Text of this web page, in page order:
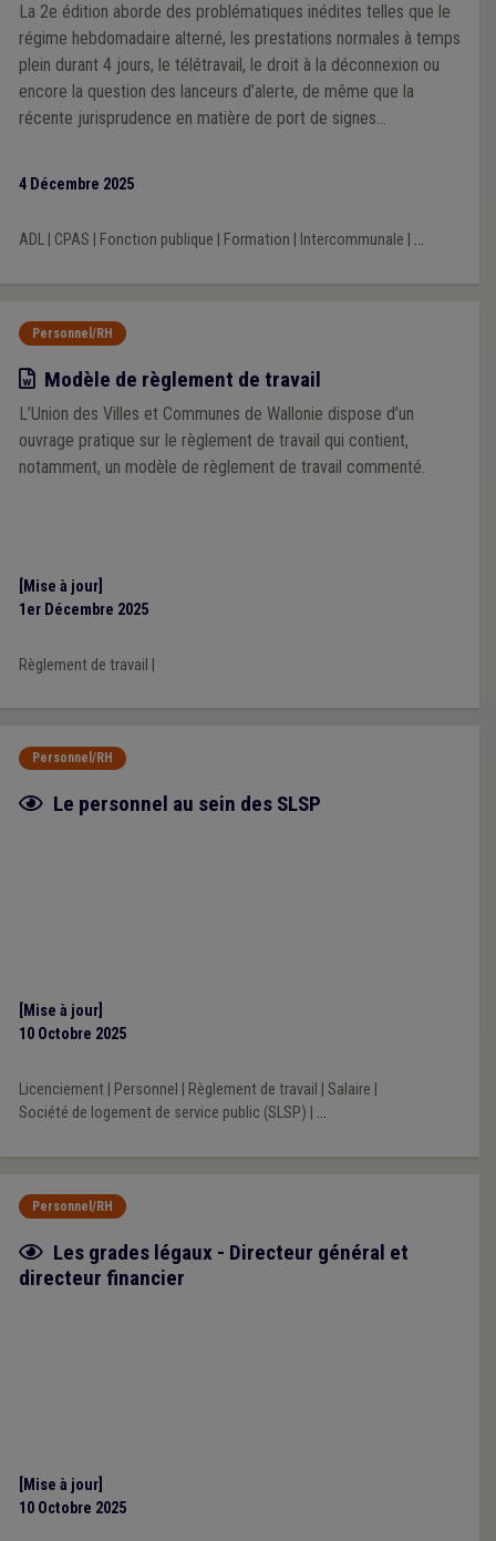
La 2e édition aborde des problématiques inédites telles que le
régime hebdomadaire alterné, les prestations normales à temps
plein durant 4 jours, le télétravail, le droit à la déconnexion ou
encore la question des lanceurs d’alerte, de même que la
récente jurisprudence en matière de port de signes
nouveau modèle de règlement de télétravail.
4 Décembre 2025
ADL| CPAS Fonction publique Formation Intercommunale ...
Personnel/RH
Modèle
Modèle de règlement de travail
L’Union des Villes et Communes de Wallonie dispose d’un
ouvrage pratique sur le règlement de travail qui contient,
notamment, un modèle de règlement de travail commenté.
[Mise à jour]
1er Décembre 2025
Règlement de travail
Personnel/RH
Fiche focus
Le personnel au sein des SLSP
[Mise à jour]
10 Octobre 2025
Licenciement| Personnel Règlement de travail Salaire
Société de logement de service public (SLSP)
...
Personnel/RH
Fiche focus
Les grades légaux - Directeur général et
directeur financier
[Mise à jour]
10 Octobre 2025